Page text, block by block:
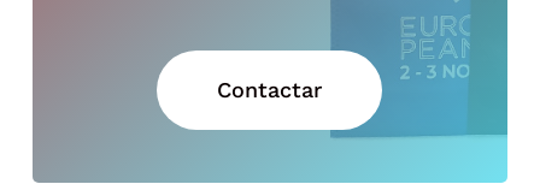
Contactar